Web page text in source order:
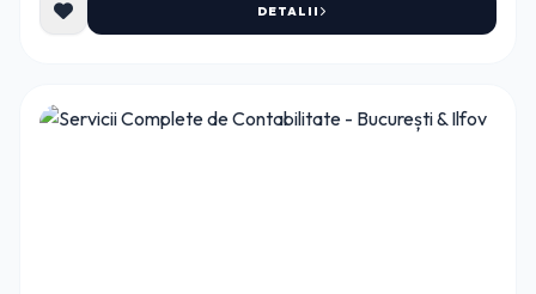
DETALII